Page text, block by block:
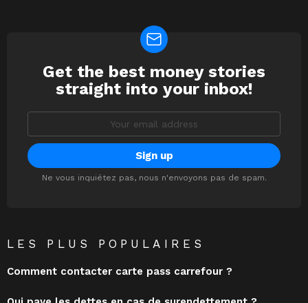
NEWSLETTER
Get the best money stories
straight into your inbox!
Ne vous inquiétez pas, nous n'envoyons pas de spam.
LES PLUS POPULAIRES
Comment contacter carte pass carrefour ?